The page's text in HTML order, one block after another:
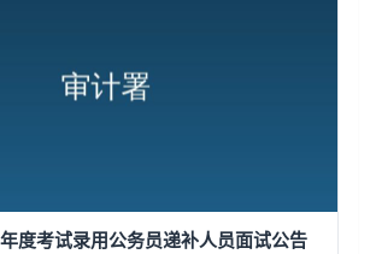
度考试录用公务员递补人员面试公告